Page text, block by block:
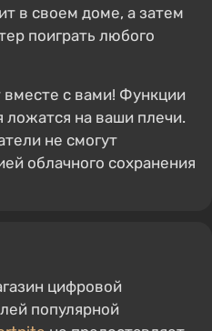
в своем доме, а затем
поиграть любого
с вами! Функции
ложатся на ваши плечи.
не смогут
облачного сохранения
цифровой
популярной